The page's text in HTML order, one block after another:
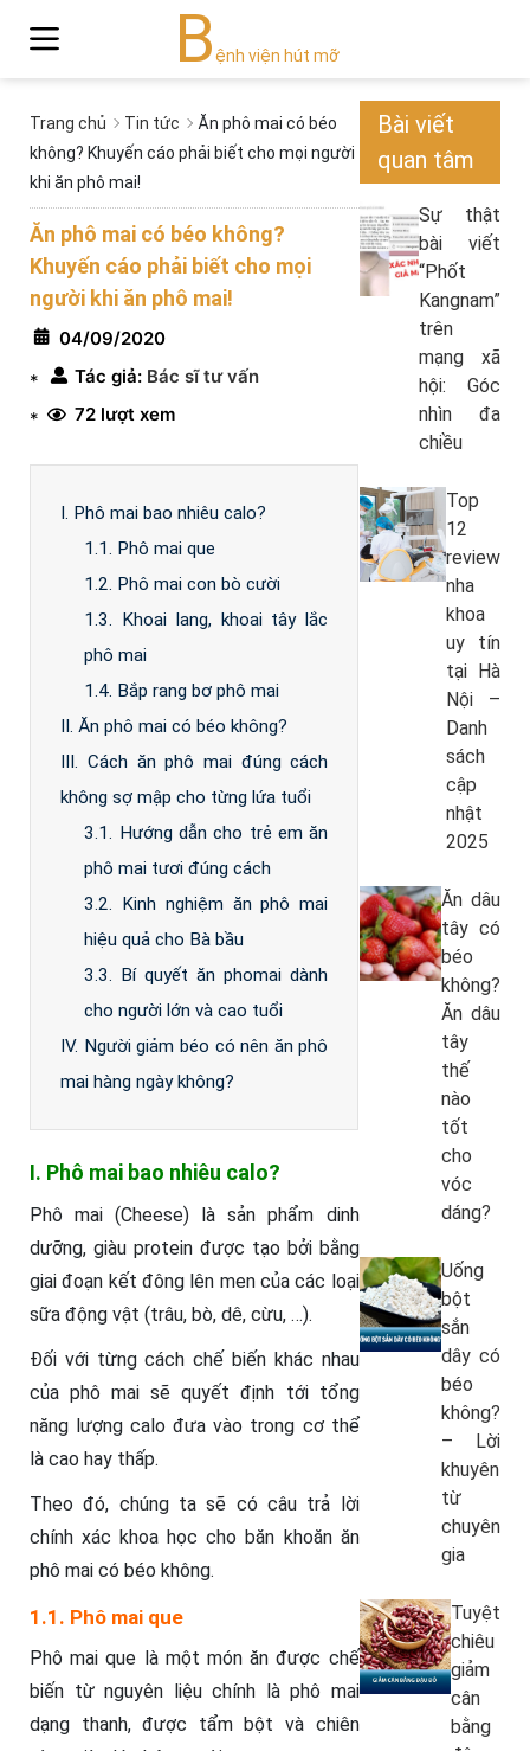
Bệnh viện hút mỡ
Trang chủ Tin tức
Ăn phô mai có béo
không? Khuyến cáo phải biết cho mọi người
khi ăn phô mai!
Ăn phô mai có béo không?
Khuyến cáo phải biết cho mọi
người khi ăn phô mai!
04/09/2020
*
Tác giả: Bác sĩ tư vấn
*
72 lượt xem
I. Phô mai bao nhiêu calo?
1.1. Phô mai que
1.2. Phô mai con bò cười
1.3. Khoai lang, khoai tây lắc
phô mai
1.4. Bắp rang bơ phô mai
II. Ăn phô mai có béo không?
III. Cách ăn phô mai đúng cách
không sợ mập cho từng lứa tuổi
3.1. Hướng dẫn cho trẻ em ăn
phô mai tươi đúng cách
3.2. Kinh nghiệm ăn phô mai
hiệu quả cho Bà bầu
3.3. Bí quyết ăn phomai dành
cho người lớn và cao tuổi
IV. Người giảm béo có nên ăn phô
mai hàng ngày không?
I. Phô mai bao nhiêu calo?
Phô mai (Cheese) là sản phẩm dinh
dưỡng, giàu protein được tạo bởi bằng
giai đoạn kết đông lên men của các loại
sữa động vật (trâu, bò, dê, cừu, …).
Đối với từng cách chế biến khác nhau
của phô mai sẽ quyết định tới tổng
năng lượng calo đưa vào trong cơ thể
là cao hay thấp.
Theo đó, chúng ta sẽ có câu trả lời
chính xác khoa học cho băn khoăn ăn
phô mai có béo không.
1.1. Phô mai que
Phô mai que là một món ăn được chế
biến từ nguyên liệu chính là phô mai
dạng thanh, được tẩm bột và chiên
Bài viết
quan tâm
Sự thật
bài viết
“Phốt
Kangnam”
trên
mạng xã
hội: Góc
nhìn đa
chiều
Top
12
review
nha
khoa
uy tín
tại Hà
Nội –
Danh
sách
cập
nhật
2025
Ăn dâu
tây có
béo
không?
Ăn dâu
tây
thế
nào
tốt
cho
vóc
dáng?
Uống
bột
sắn
dây có
béo
không?
– Lời
khuyên
từ
chuyên
gia
Tuyệt
chiêu
giảm
cân
bằng